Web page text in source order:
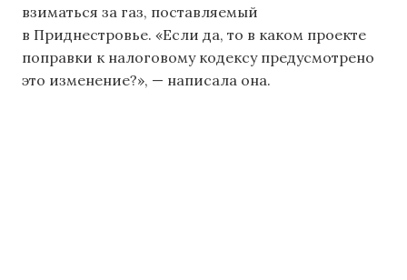
взиматься за газ, поставляемый
в Приднестровье. «Если да, то в каком проекте
поправки к налоговому кодексу предусмотрено
это изменение?», — написала она.